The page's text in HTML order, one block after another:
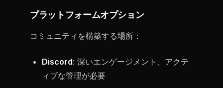
プラットフォームオプション
コミュニティを構築する場所：
Discord: 深いエンゲージメント、アクテ
ィブな管理が必要